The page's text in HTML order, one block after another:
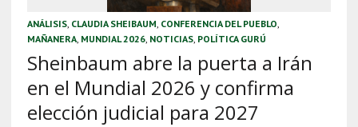
ANÁLISIS, CLAUDIA SHEIBAUM, CONFERENCIA DEL PUEBLO,
MAÑANERA, MUNDIAL 2026, NOTICIAS, POLÍTICA GURÚ
Sheinbaum abre la puerta a Irán
en el Mundial 2026 y confirma
elección judicial para 2027